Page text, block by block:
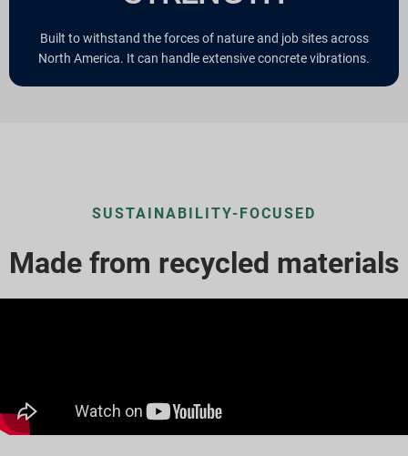
Built to withstand the forces of nature and job sites across
North America. It can handle extensive concrete vibrations.
SUSTAINABILITY-FOCUSED
Made from recycled materials